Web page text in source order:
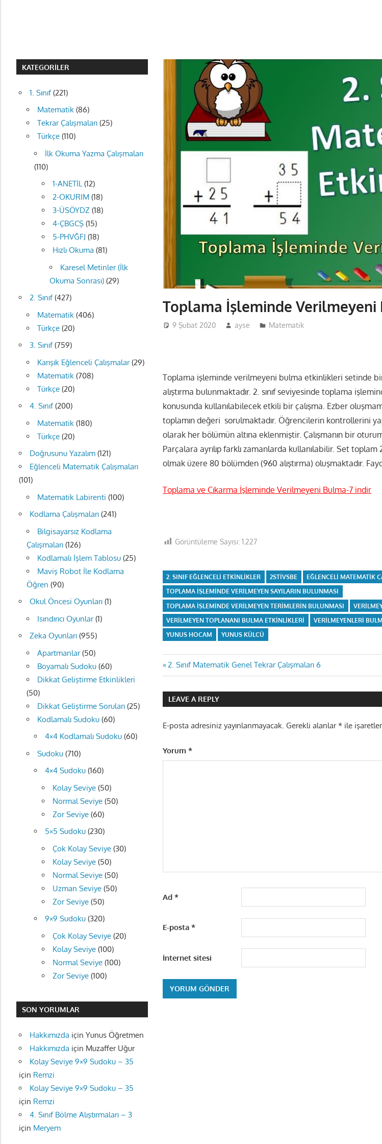
Toplama İşleminde
9 Şubat 2020 ayse Matematik
Toplama işleminde verilmeyeni bulma etkinlikleri setinde
alıştırma bulunmaktadır. 2. sınıf seviyesinde toplama
konusunda kullanılabilecek etkili bir çalışma. Ezber
toplamın değeri sorulmaktadır. Öğrencilerin kontrollerini
olarak her bölümün altına eklenmiştir. Çalışmanın bir
Parçalara ayrılıp farklı zamanlarda kullanılabilir. Set
olmak üzere 80 bölümden (960 alıştırma) oluşmaktadır.
Toplama ve Çıkarma İşleminde Verilmeyeni Bulma-7 indir
Görüntüleme Sayısı: 1.227
2. SINIF EĞLENCELI ETKINLIKLER 2STIVSBE EĞLENCELI MATEMATIK
TOPLAMA IŞLEMINDE VERILMEYEN SAYILARIN BULUNMASI
TOPLAMA IŞLEMINDE VERILMEYEN TERIMLERIN BULUNMASI
VERILMEYEN TOPLANANI BULMA ETKINLIKLERI
VERILMEYENLERI
YUNUS HOCAM
YUNUS KÜLCÜ
Yazı
gezinmesi
Previous
Post:
2. Sınıf Matematik Genel Tekrar Çalışmaları 6
LEAVE A REPLY
E-posta adresiniz yayınlanmayacak. Gerekli alanlar* ile
Yorum*
Ad*
E-posta*
İnternet sitesi
KATEGORILER
1. Sınıf(221)
Matematik(86)
Tekrar Çalışmaları(25)
Türkçe(110)
İlk Okuma Yazma Çalışmaları
(110)
1-ANETİL(12)
2-OKURIM (18)
3-ÜSÖYDZ(18)
4-ÇBGCŞ(15)
5-PHVĞFJ (18)
Hızlı Okuma (81)
Karesel Metinler (İlk
Okuma Sonrası)(29)
2. Sınıf(427)
Matematik(406)
Türkçe(20)
3. Sınıf(759)
Karışık Eğlenceli Çalışmalar(29)
Matematik(708)
Türkçe(20)
4. Sınıf(200)
Matematik(180)
Türkçe(20)
Doğrusunu Yazalım(121)
Eğlenceli Matematik Çalışmaları
(101)
Matematik Labirenti (100)
Kodlama Çalışmaları(241)
Bilgisayarsız Kodlama
Çalışmaları(126)
Kodlamalı İşlem Tablosu(25)
Maviş Robot İle Kodlama
Öğren (90)
Okul Öncesi Oyunları(1)
Isındırıcı Oyunlar(1)
Zeka Oyunları(955)
Apartmanlar(50)
Boyamalı Sudoku(60)
Dikkat Geliştirme Etkinlikleri
(50)
Dikkat Geliştirme Soruları(25)
Kodlamalı Sudoku(60)
4×4 Kodlamalı Sudoku(60)
Sudoku(710)
4×4 Sudoku(160)
Kolay Seviye(50)
Normal Seviye(50)
Zor Seviye(60)
5×5 Sudoku(230)
Çok Kolay Seviye(30)
Kolay Seviye(50)
Normal Seviye(50)
Uzman Seviye(50)
Zor Seviye(50)
9×9 Sudoku(320)
Çok Kolay Seviye(20)
Kolay Seviye(100)
Normal Seviye(100)
Zor Seviye(100)
SON YORUMLAR
Hakkımızda için Yunus Öğretmen
Hakkımızda için Muzaffer Uğur
Kolay Seviye 9×9 Sudoku – 35
için Remzi
Kolay Seviye 9×9 Sudoku – 35
için Remzi
4. Sınıf Bölme Alıştırmaları – 3
için Meryem